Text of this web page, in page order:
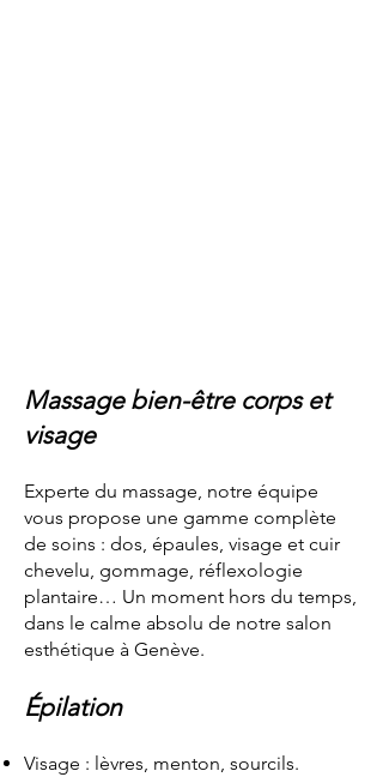
Massage bien-être corps et
visage
Experte du massage, notre équipe
vous propose une gamme complète
de soins : dos, épaules, visage et cuir
chevelu, gommage, réflexologie
plantaire… Un moment hors du temps,
dans le calme absolu de notre salon
esthétique à Genève.
Épilation
Visage : lèvres, menton, sourcils.